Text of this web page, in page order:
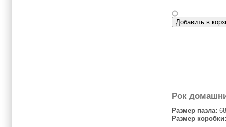
Рок
Размер пазла:
Размер коробки: